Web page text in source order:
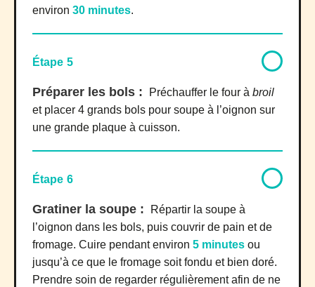
environ 30 minutes.
Étape 5
Préparer les bols : Préchauffer le four à broil
et placer 4 grands bols pour soupe à l’oignon sur
une grande plaque à cuisson.
Étape 6
Gratiner la soupe :
Répartir la soupe à
l’oignon dans les bols, puis couvrir de pain et de
fromage. Cuire pendant environ 5 minutes ou
jusqu’à ce que le fromage soit fondu et bien doré.
Prendre soin de regarder régulièrement afin de ne